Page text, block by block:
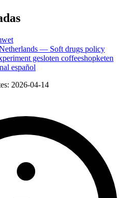
— Soft drugs policy
gesloten coffeeshopketen
español
2026-04-14